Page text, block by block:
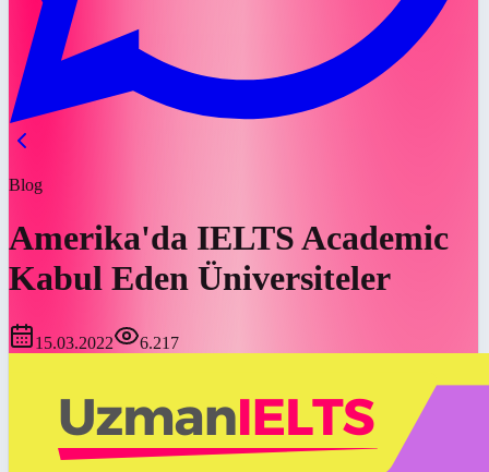
Blog
Amerika'da IELTS Academic
Kabul Eden Üniversiteler
15.03.2022 6.217